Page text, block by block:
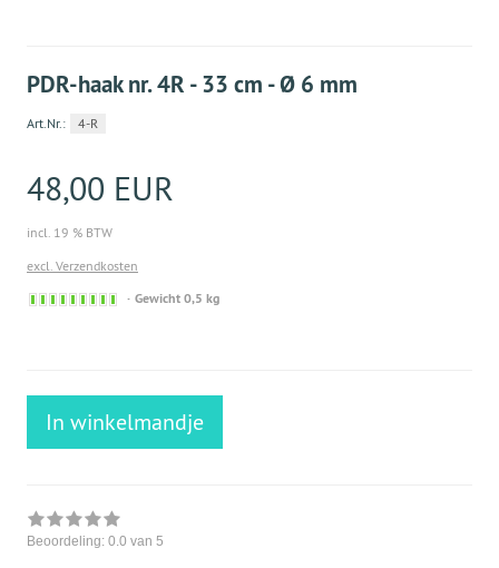
PDR-haak nr. 4R - 33 cm - Ø 6 mm
Art.Nr.: 4-R
48,00 EUR
incl. 19 % BTW
excl. Verzendkosten
Sofort
Gewicht 0,5 kg
In winkelmandje
Beoordeling: 0.0 van 5